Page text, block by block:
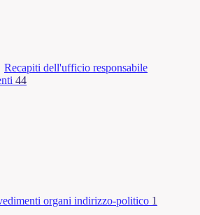
Recapiti dell'ufficio responsabile
44
organi indirizzo-politico 1